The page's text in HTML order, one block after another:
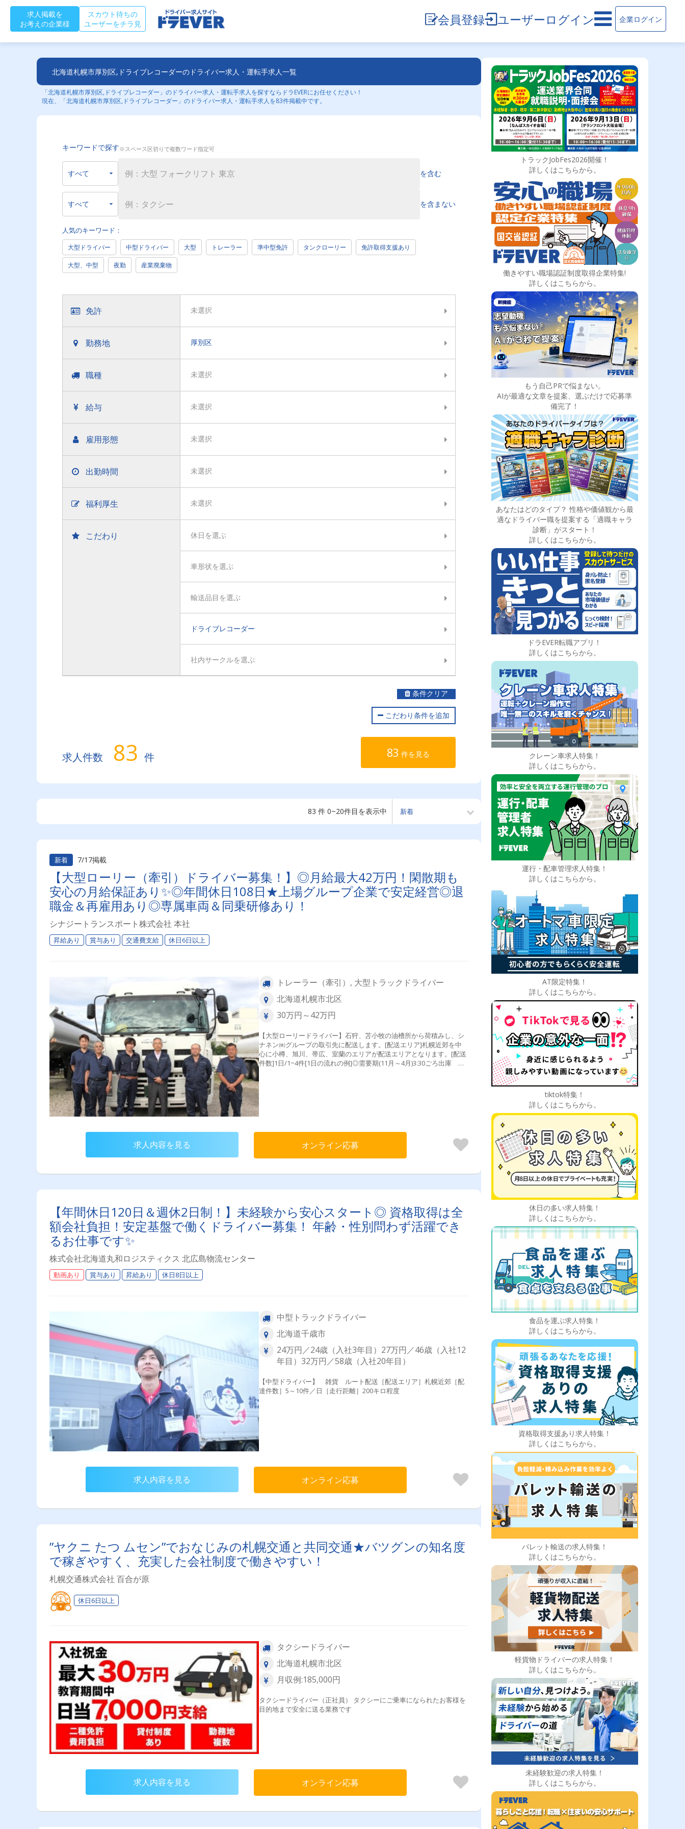
求人掲載を
お考えの企業様
スカウト待ちの
ユーザーをチラ見
会員登録 ユーザーログイン 企業ログイン
北海道札幌市厚別区,ドライブレコーダーのドライバー求人・運転手求人一覧
「北海道札幌市厚別区,ドライブレコーダー」のドライバー求人・運転手求人を探すならドラEVERにお任せください！
現在、「北海道札幌市厚別区,ドライブレコーダー」のドライバー求人・運転手求人を83件掲載中です。
キーワードで探す※スペース区切りで複数ワード指定可
を含む
を含まない
人気のキーワード：
大型ドライバー 中型ドライバー 大型 トレーラー 準中型免許 タンクローリー 免許取得支援あり
大型、中型 夜勤 産業廃棄物
免許 未選択
勤務地 厚別区
職種 未選択
給与 未選択
雇用形態 未選択
出勤時間 未選択
福利厚生 未選択
こだわり 休日を選ぶ
車形状を選ぶ
輸送品目を選ぶ
ドライブレコーダー
社内サークルを選ぶ
条件クリア
こだわり条件を追加
求人件数 83 件 83 件を見る
83 件 0~20件目を表示中
新着 7/17掲載
【大型ローリー（牽引）ドライバー募集！】◎月給最大42万円！閑散期も
安心の月給保証あり✨◎年間休日108日★上場グループ企業で安定経営◎退
職金＆再雇用あり◎専属車両＆同乗研修あり！
シナジートランスポート株式会社 本社
昇給あり 賞与あり 交通費支給 休日6日以上
トレーラー（牽引）, 大型トラックドライバー
北海道札幌市北区
30万円～42万円
【大型ローリードライバー】石狩、苫小牧の油槽所から荷積みし、シ
ナネン㈱グループの取引先に配送します。[配送エリア]札幌近郊を中
心に小樽、旭川、帯広、室蘭のエリアが配送エリアとなります。[配送
件数]1日/1~4件[1日の流れの例]◎需要期(11月～4月)3:30ごろ出庫
↓14:00ころ帰社
求人内容を見る オンライン応募
【年間休日120日＆週休2日制！】未経験から安心スタート◎ 資格取得は全
額会社負担！安定基盤で働くドライバー募集！ 年齢・性別問わず活躍でき
るお仕事です✨
株式会社北海道丸和ロジスティクス 北広島物流センター
動画あり 賞与あり 昇給あり 休日8日以上
中型トラックドライバー
北海道千歳市
24万円／24歳（入社3年目）27万円／46歳（入社12
年目）32万円／58歳（入社20年目）
【中型ドライバー】 雑貨 ルート配送［配送エリア］札幌近郊［配
達件数］5～10件／日［走行距離］200キロ程度
求人内容を見る オンライン応募
”ヤクニ たつ ムセン”でおなじみの札幌交通と共同交通★バツグンの知名度
で稼ぎやすく、充実した会社制度で働きやすい！
札幌交通株式会社 百合が原
休日6日以上
タクシードライバー
北海道札幌市北区
月収例:185,000円
タクシードライバー（正社員） タクシーにご乗車になられたお客様を
目的地まで安全に送る業務です
求人内容を見る オンライン応募
トラックJobFes2026開催！
詳しくはこちらから。
働きやすい職場認証制度取得企業特集!
詳しくはこちらから。
もう自己PRで悩まない。
AIが最適な文章を提案、選ぶだけで応募準
備完了！
あなたはどのタイプ？ 性格や価値観から最
適なドライバー職を提案する「適職キャラ
診断」がスタート！
詳しくはこちらから。
ドラEVER転職アプリ！
詳しくはこちらから。
クレーン車求人特集！
詳しくはこちらから。
運行・配車管理求人特集！
詳しくはこちらから。
AT限定特集！
詳しくはこちらから。
tiktok特集！
詳しくはこちらから。
休日の多い求人特集！
詳しくはこちらから。
食品を運ぶ求人特集！
詳しくはこちらから。
資格取得支援あり求人特集！
詳しくはこちらから。
パレット輸送の求人特集！
詳しくはこちらから。
軽貨物ドライバーの求人特集！
詳しくはこちらから。
未経験歓迎の求人特集！
詳しくはこちらから。